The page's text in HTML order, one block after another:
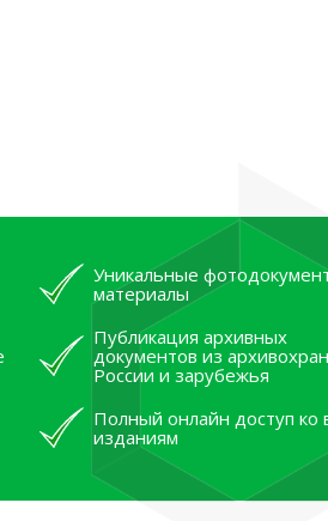
Уникальные
материалы
Публикация архивных
документов из
России и зарубежья
Полный онлайн доступ ко
изданиям